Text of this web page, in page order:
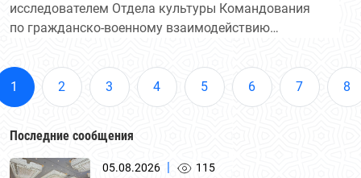
исследователем Отдела культуры Командования
по гражданско-военному взаимодействию
Вирсом.
1
2 3 4 5 6 7 8
Последние сообщения
05.08.2026
115